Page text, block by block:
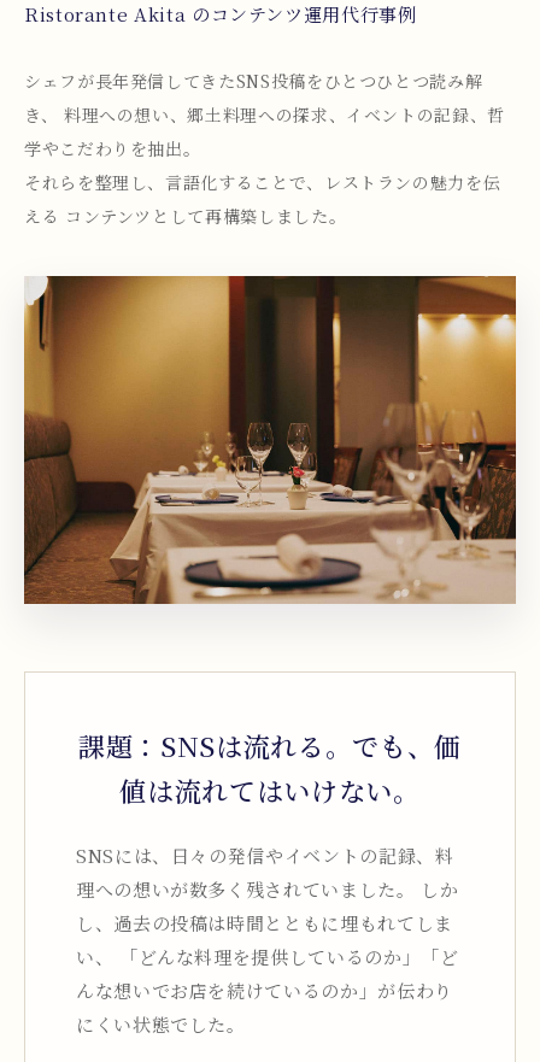
Ristorante Akita のコンテンツ運用代行事例
シェフが長年発信してきたSNS投稿をひとつひとつ読み解
き、 料理への想い、郷土料理への探求、イベントの記録、哲
学やこだわりを抽出。
それらを整理し、言語化することで、レストランの魅力を伝
える コンテンツとして再構築しました。
課題：SNSは流れる。でも、価
値は流れてはいけない。
SNSには、日々の発信やイベントの記録、料
理への想いが数多く残されていました。 しか
し、過去の投稿は時間とともに埋もれてしま
い、 「どんな料理を提供しているのか」「ど
んな想いでお店を続けているのか」が伝わり
にくい状態でした。